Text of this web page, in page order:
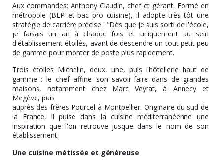
Aux commandes: Anthony Claudin, chef et gérant. Formé en
métropole (BEP et bac pro cuisine), il adopte très tôt une
stratégie de carrière précise : "Dès que je suis sorti de l'école,
je faisais un an à chaque fois et uniquement au sein
d'établissement étoilés, avant de descendre un tout petit peu
de gamme pour monter de poste plus rapidement.
Trois étoiles Michelin, deux, une, puis l'hôtellerie haut de
gamme : le chef affine son savoir-faire dans de grandes
maisons, notamment chez Marc Veyrat, à Annecy et
Megève, puis
auprès des frères Pourcel à Montpellier. Originaire du sud de
la France, il puise dans la cuisine méditerranéenne une
inspiration que l'on retrouve jusque dans le nom de son
établissement.
Une cuisine métissée et généreuse